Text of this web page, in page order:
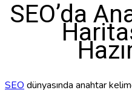
SEO’da
SEO dünyasında anahtar